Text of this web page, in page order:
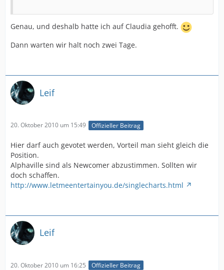
Genau, und deshalb hatte ich auf Claudia gehofft.
Dann warten wir halt noch zwei Tage.
Leif
20. Oktober 2010 um 15:49 Offizieller Beitrag
Hier darf auch gevotet werden, Vorteil man sieht gleich die
Position.
Alphaville sind als Newcomer abzustimmen. Sollten wir
doch schaffen.
http://www.letmeentertainyou.de/singlecharts.html
Leif
20. Oktober 2010 um 16:25 Offizieller Beitrag